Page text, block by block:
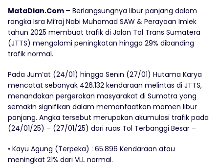
MataDian.Com – Berlangsungnya libur panjang dalam
rangka Isra Mi’raj Nabi Muhamad SAW & Perayaan Imlek
tahun 2025 membuat trafik di Jalan Tol Trans Sumatera
(JTTS) mengalami peningkatan hingga 29% dibanding
trafik normal.
Pada Jum’at (24/01) hingga Senin (27/01) Hutama Karya
mencatat sebanyak 426.132 kendaraan melintas di JTTS,
menandakan pergerakan masyarakat di Sumatra yang
semakin signifikan dalam memanfaatkan momen libur
panjang. Angka tersebut merupakan akumulasi trafik pada
(24/01/25) – (27/01/25) dari ruas Tol Terbanggi Besar –
• Kayu Agung (Terpeka) : 65.896 Kendaraan atau
meningkat 21% dari VLL normal.